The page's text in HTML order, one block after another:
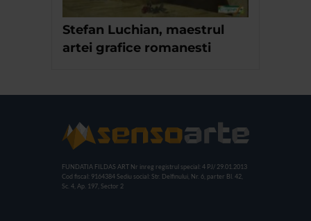
Stefan Luchian, maestrul
artei grafice romanesti
FUNDATIA FILDAS ART Nr inreg registrul special: 4 PJ/ 29.01.2013
Cod fiscal: 9164384 Sediu social: Str. Delfinului, Nr. 6, parter Bl. 42,
Sc. 4, Ap. 197, Sector 2